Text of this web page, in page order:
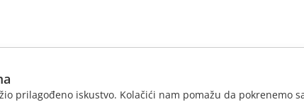
prilagođeno iskustvo. Kolačići nam pomažu da pokrenemo